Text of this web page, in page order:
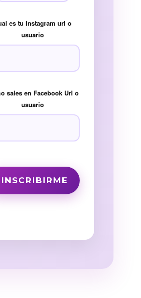
es tu Instagram url o
usuario
sales en Facebook Url o
usuario